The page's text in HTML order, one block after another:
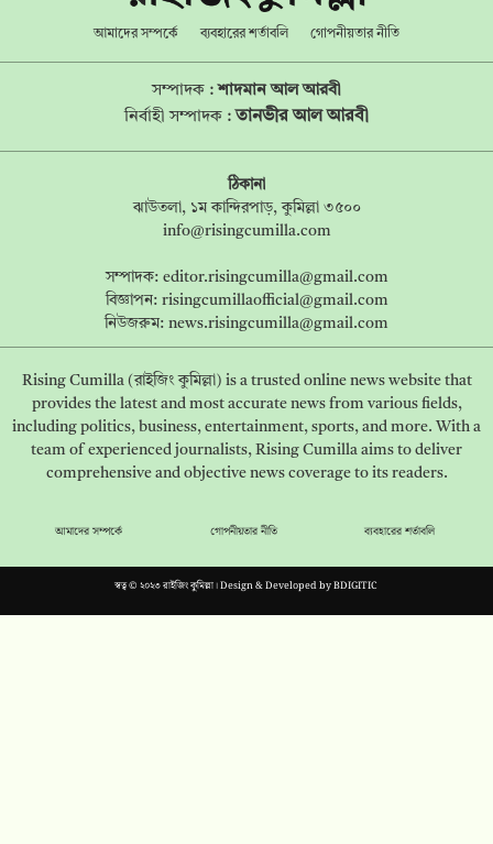
আমাদের সম্পর্কে ব্যবহারের শর্তাবলি গোপনীয়তার নীতি
সম্পাদক :শাদমান আল আরবী
নির্বাহী সম্পাদক :তানভীর আল আরবী
ঠিকানা
ঝাউতলা, ১ম কান্দিরপাড়, কুমিল্লা ৩৫০০
info@risingcumilla.com
সম্পাদক: editor.risingcumilla@gmail.com
বিজ্ঞাপন: risingcumillaofficial@gmail.com
নিউজরুম: news.risingcumilla@gmail.com
Rising Cumilla (রাইজিং কুমিল্লা) is a trusted online news website that
provides the latest and most accurate news from various fields,
including politics, business, entertainment, sports, and more. With a
team of experienced journalists, Rising Cumilla aims to deliver
comprehensive and objective news coverage to its readers.
আমাদের সম্পর্কে গোপনীয়তার নীতি ব্যবহারের শর্তাবলি
স্বত্ব © ২০২৩ রাইজিং কুমিল্লা। Design & Developed byBDIGITIC